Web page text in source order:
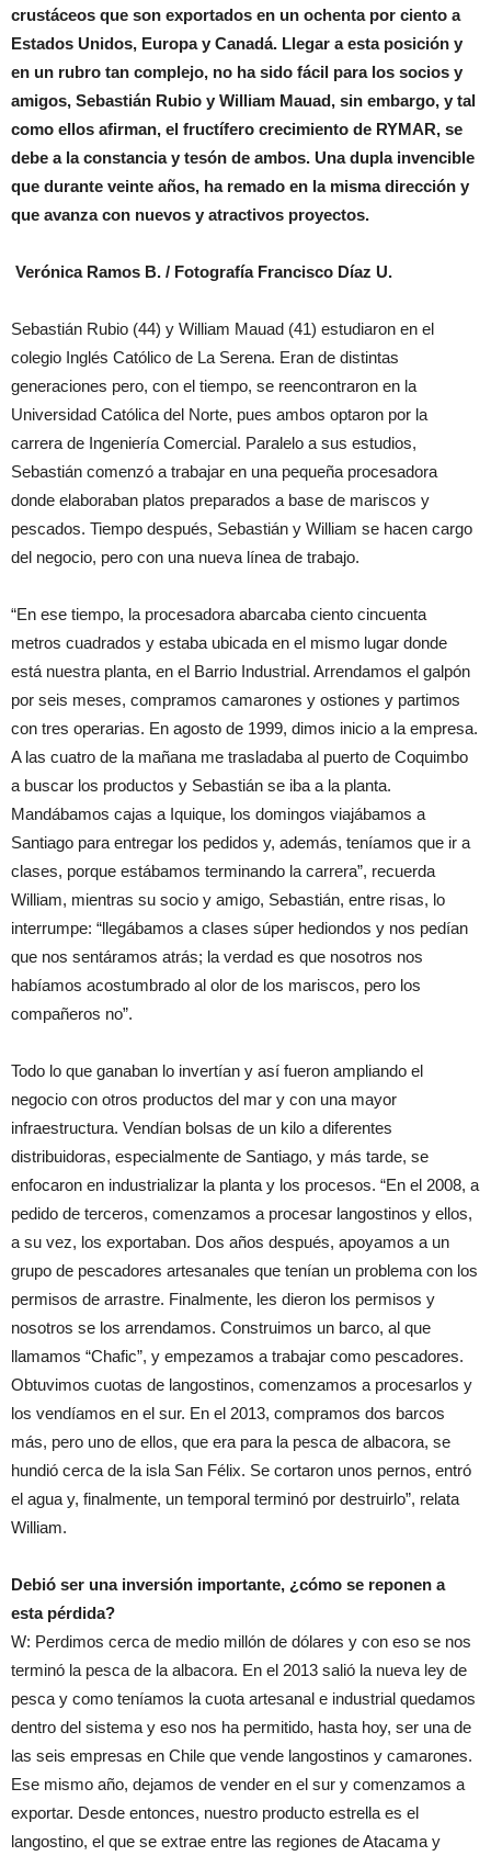
crustáceos que son exportados en un ochenta por ciento a
Estados Unidos, Europa y Canadá. Llegar a esta posición y
en un rubro tan complejo, no ha sido fácil para los socios y
amigos, Sebastián Rubio y William Mauad, sin embargo, y tal
como ellos afirman, el fructífero crecimiento de RYMAR, se
debe a la constancia y tesón de ambos. Una dupla invencible
que durante veinte años, ha remado en la misma dirección y
que avanza con nuevos y atractivos proyectos.
Verónica Ramos B. / Fotografía Francisco Díaz U.
Sebastián Rubio (44) y William Mauad (41) estudiaron en el
colegio Inglés Católico de La Serena. Eran de distintas
generaciones pero, con el tiempo, se reencontraron en la
Universidad Católica del Norte, pues ambos optaron por la
carrera de Ingeniería Comercial. Paralelo a sus estudios,
Sebastián comenzó a trabajar en una pequeña procesadora
donde elaboraban platos preparados a base de mariscos y
pescados. Tiempo después, Sebastián y William se hacen cargo
del negocio, pero con una nueva línea de trabajo.
“En ese tiempo, la procesadora abarcaba ciento cincuenta
metros cuadrados y estaba ubicada en el mismo lugar donde
está nuestra planta, en el Barrio Industrial. Arrendamos el galpón
por seis meses, compramos camarones y ostiones y partimos
con tres operarias. En agosto de 1999, dimos inicio a la empresa.
A las cuatro de la mañana me trasladaba al puerto de Coquimbo
a buscar los productos y Sebastián se iba a la planta.
Mandábamos cajas a Iquique, los domingos viajábamos a
Santiago para entregar los pedidos y, además, teníamos que ir a
clases, porque estábamos terminando la carrera”, recuerda
William, mientras su socio y amigo, Sebastián, entre risas, lo
interrumpe: “llegábamos a clases súper hediondos y nos pedían
que nos sentáramos atrás; la verdad es que nosotros nos
habíamos acostumbrado al olor de los mariscos, pero los
compañeros no”.
Todo lo que ganaban lo invertían y así fueron ampliando el
negocio con otros productos del mar y con una mayor
infraestructura. Vendían bolsas de un kilo a diferentes
distribuidoras, especialmente de Santiago, y más tarde, se
enfocaron en industrializar la planta y los procesos. “En el 2008, a
pedido de terceros, comenzamos a procesar langostinos y ellos,
a su vez, los exportaban. Dos años después, apoyamos a un
grupo de pescadores artesanales que tenían un problema con los
permisos de arrastre. Finalmente, les dieron los permisos y
nosotros se los arrendamos. Construimos un barco, al que
llamamos “Chafic”, y empezamos a trabajar como pescadores.
Obtuvimos cuotas de langostinos, comenzamos a procesarlos y
los vendíamos en el sur. En el 2013, compramos dos barcos
más, pero uno de ellos, que era para la pesca de albacora, se
hundió cerca de la isla San Félix. Se cortaron unos pernos, entró
el agua y, finalmente, un temporal terminó por destruirlo”, relata
William.
Debió ser una inversión importante, ¿cómo se reponen a
esta pérdida?
W: Perdimos cerca de medio millón de dólares y con eso se nos
terminó la pesca de la albacora. En el 2013 salió la nueva ley de
pesca y como teníamos la cuota artesanal e industrial quedamos
dentro del sistema y eso nos ha permitido, hasta hoy, ser una de
las seis empresas en Chile que vende langostinos y camarones.
Ese mismo año, dejamos de vender en el sur y comenzamos a
exportar. Desde entonces, nuestro producto estrella es el
langostino, el que se extrae entre las regiones de Atacama y